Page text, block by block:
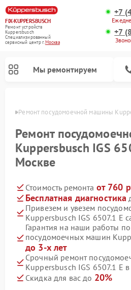
FIX-KUPPERSBUSCH
Ремонт устройств
Kuppersbusch
Специализированный
cервисный центр г.Москва
+7
+7
Мы ремонтируем
Ремонт посудомоечной машины
Ремонт
Kuppersbusch IGS
Москве
Стоимость ремонта от 760
Бесплатная диагностика
Привезем и увезем
Kuppersbusch IGS 6507.1 E
Гарантия на наши работы
посудомоечных машин
до 3-х лет
Срочный ремонт
Kuppersbusch IGS 6507.1 E в
Скидка для вас до 20%